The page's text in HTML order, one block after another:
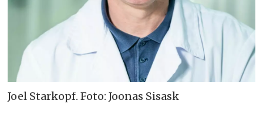
Joel Starkopf. Foto: Joonas Sisask